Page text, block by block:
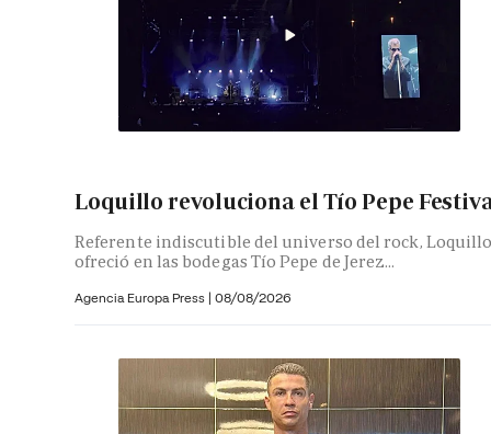
Loquillo revoluciona el Tío Pepe
Referente indiscutible del universo del rock,
ofreció en las bodegas Tío Pepe de Jerez...
Agencia Europa Press | 08/08/2026